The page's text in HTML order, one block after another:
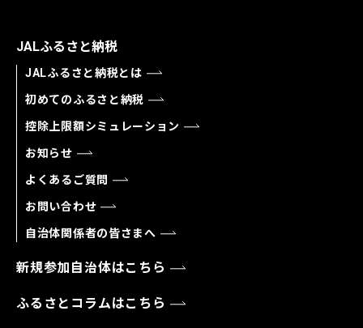
JALふるさと納税
JALふるさと納税とは
初めてのふるさと納税
控除上限額シミュレーション
お知らせ
よくあるご質問
お問い合わせ
自治体関係者の皆さまへ
新規参加自治体はこちら
ふるさとコラムはこちら